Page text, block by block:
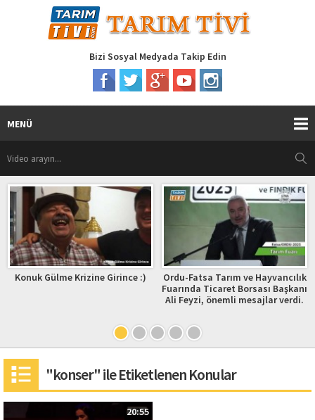
Bizi Sosyal Medyada Takip Edin
MENÜ
Girince :)
Ordu-Fatsa Tarım ve Hayvancılık
Fuarında Ticaret Borsası Başkanı
Ali Feyzi, önemli mesajlar verdi.
AKŞEHİR TARIM
"konser" ile Etiketlenen Konular
20:55